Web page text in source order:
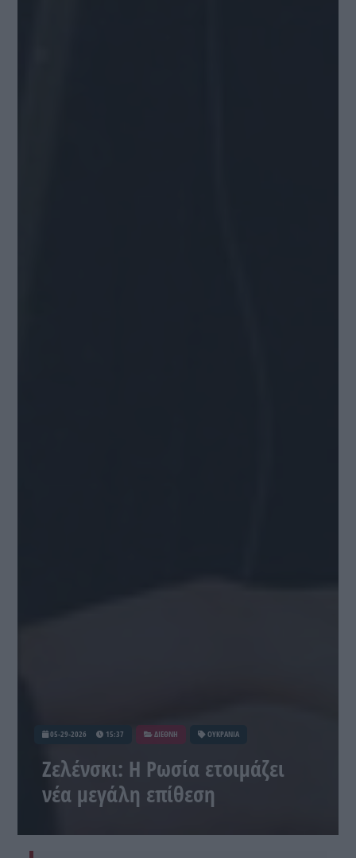
05-29-2026 15:37 ΔΙΕΘΝΗ ΟΥΚΡΑΝΙΑ
Ζελένσκι: Η Ρωσία ετοιμάζει
νέα μεγάλη επίθεση